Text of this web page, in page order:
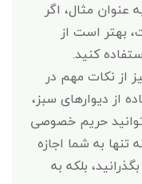
عنوان مثال، اگر
بهتر است از
کنید.
از نکات مهم در
از دیوارهای سبز،
حریم خصوصی
تنها به شما اجازه
بلکه به